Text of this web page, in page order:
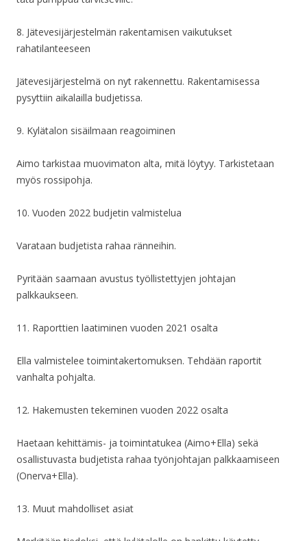
8. Jätevesijärjestelmän rakentamisen vaikutukset
rahatilanteeseen
Jätevesijärjestelmä on nyt rakennettu. Rakentamisessa
pysyttiin aikalailla budjetissa.
9. Kylätalon sisäilmaan reagoiminen
Aimo tarkistaa muovimaton alta, mitä löytyy. Tarkistetaan
myös rossipohja.
10. Vuoden 2022 budjetin valmistelua
Varataan budjetista rahaa ränneihin.
Pyritään saamaan avustus työllistettyjen johtajan
palkkaukseen.
11. Raporttien laatiminen vuoden 2021 osalta
Ella valmistelee toimintakertomuksen. Tehdään raportit
vanhalta pohjalta.
12. Hakemusten tekeminen vuoden 2022 osalta
Haetaan kehittämis- ja toimintatukea (Aimo+Ella) sekä
osallistuvasta budjetista rahaa työnjohtajan palkkaamiseen
(Onerva+Ella).
13. Muut mahdolliset asiat